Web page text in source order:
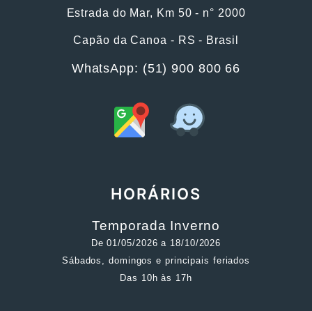
Estrada do Mar, Km 50 - n° 2000
Capão da Canoa - RS - Brasil
WhatsApp: (51) 900 800 66
HORÁRIOS
Temporada Inverno
De 01/05/2026 a 18/10/2026
Sábados, domingos e principais feriados
Das 10h às 17h